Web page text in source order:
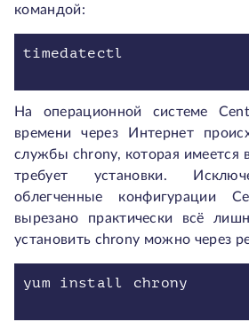
командой:
На операционной системе
времени через Интернет
службы chrony, которая имеется
требует установки.
облегченные конфигурации
вырезано практически всё
установить chrony можно через